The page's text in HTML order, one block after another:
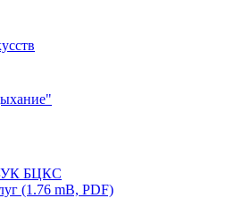
БЦКС
(1.76 mB, PDF)